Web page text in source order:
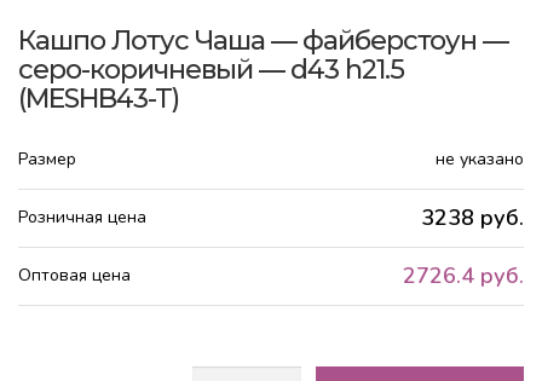
Кашпо Лотус Чаша — файберстоун —
серо-коричневый — d43 h21.5
(MESHB43-T)
Размер не указано
Розничная цена 3238 руб.
Оптовая цена 2726.4 руб.